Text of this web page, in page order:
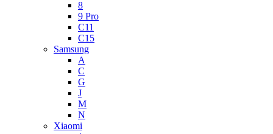
8
9 Pro
C11
C15
Samsung
A
C
G
J
M
N
Xiaomi